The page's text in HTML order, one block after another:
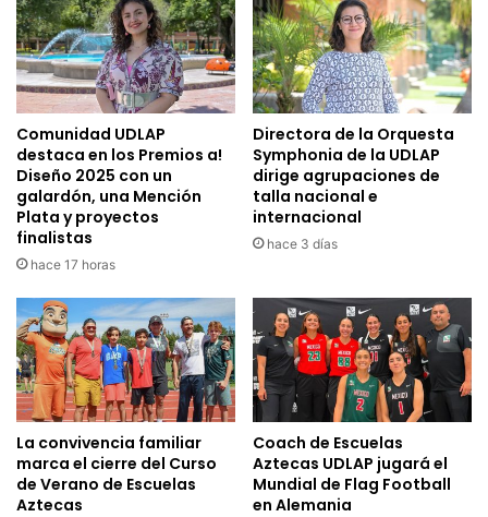
Comunidad UDLAP
destaca en los Premios a!
Diseño 2025 con un
galardón, una Mención
Plata y proyectos
finalistas
hace 17 horas
Directora de la Orquesta
Symphonia de la UDLAP
dirige agrupaciones de
talla nacional e
internacional
hace 3 días
La convivencia familiar
marca el cierre del Curso
de Verano de Escuelas
Aztecas
Coach de Escuelas
Aztecas UDLAP jugará el
Mundial de Flag Football
en Alemania